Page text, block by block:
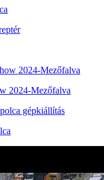
2024-Mezőfalva